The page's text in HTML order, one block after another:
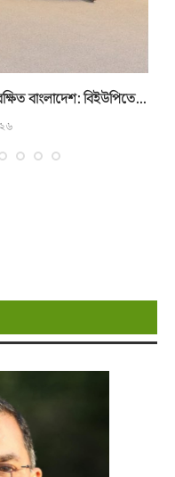
বাংলাদেশ: বিইউপিতে...